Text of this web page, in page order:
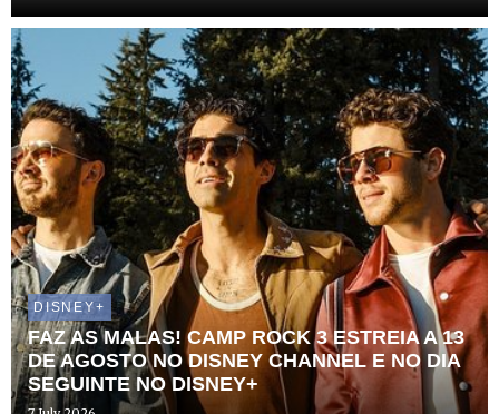
DISNEY+
FAZ AS MALAS! CAMP ROCK 3 ESTREIA A 13
DE AGOSTO NO DISNEY CHANNEL E NO DIA
SEGUINTE NO DISNEY+